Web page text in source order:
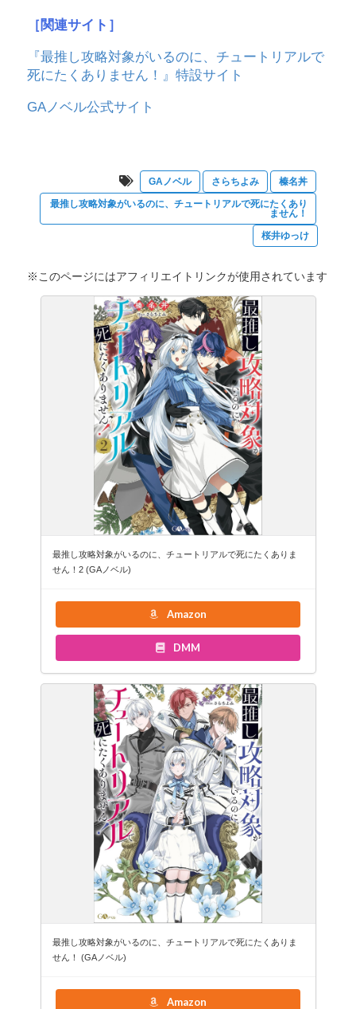
［関連サイト］
『最推し攻略対象がいるのに、チュートリアルで
死にたくありません！』特設サイト
GAノベル公式サイト
GAノベル さらちよみ
榛名丼
最推し攻略対象がいるのに、チュートリアルで死にたくあり
ません！
桜井ゆっけ
※このページにはアフィリエイトリンクが使用されています
最推し攻略対象がいるのに、チュートリアルで死にたくありま
せん！2 (GAノベル)
Amazon
DMM
最推し攻略対象がいるのに、チュートリアルで死にたくありま
せん！ (GAノベル)
Amazon